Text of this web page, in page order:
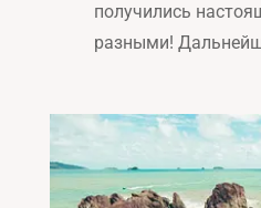
получились
разными!